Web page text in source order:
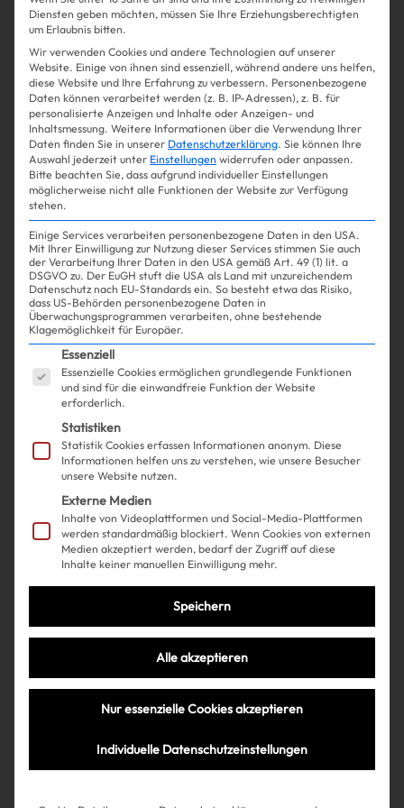
Win Win
Shopping Fashion| 29.04.2025
Boot Jewelry macht deine
Cowboyboots noch SO viel
besser!
Shopping Fashion| 06.09.2024
Die neue Mango Kollektion
bringt den Western-Trend auf
ein neues Level!
Mehr lesen
Diensten geben möchten, müssen Sie Ihre Erziehungsberechtigten
um Erlaubnis bitten.
Wir verwenden Cookies und andere Technologien auf unserer
Website. Einige von ihnen sind essenziell, während andere uns helfen,
diese Website und Ihre Erfahrung zu verbessern. Personenbezogene
Daten können verarbeitet werden (z. B. IP-Adressen), z. B. für
personalisierte Anzeigen und Inhalte oder Anzeigen- und
Inhaltsmessung. Weitere Informationen über die Verwendung Ihrer
Daten finden Sie in unserer Datenschutzerklärung. Sie können Ihre
Auswahl jederzeit unter Einstellungen widerrufen oder anpassen.
Bitte beachten Sie, dass aufgrund individueller Einstellungen
möglicherweise nicht alle Funktionen der Website zur Verfügung
stehen.
Einige Services verarbeiten personenbezogene Daten in den USA.
Mit Ihrer Einwilligung zur Nutzung dieser Services stimmen Sie auch
der Verarbeitung Ihrer Daten in den USA gemäß Art. 49 (1) lit. a
DSGVO zu. Der EuGH stuft die USA als Land mit unzureichendem
Datenschutz nach EU-Standards ein. So besteht etwa das Risiko,
dass US-Behörden personenbezogene Daten in
Überwachungsprogrammen verarbeiten, ohne bestehende
Klagemöglichkeit für Europäer.
Es folgt eine Liste der Service-Gruppen, für die
Essenziell
Essenzielle Cookies ermöglichen grundlegende Funktionen
und sind für die einwandfreie Funktion der Website
erforderlich.
Statistiken
Statistik Cookies erfassen Informationen anonym. Diese
Informationen helfen uns zu verstehen, wie unsere Besucher
unsere Website nutzen.
Externe Medien
Inhalte von Videoplattformen und Social-Media-Plattformen
werden standardmäßig blockiert. Wenn Cookies von externen
Medien akzeptiert werden, bedarf der Zugriff auf diese
Inhalte keiner manuellen Einwilligung mehr.
Speichern
Alle akzeptieren
Nur essenzielle Cookies akzeptieren
Individuelle Datenschutzeinstellungen